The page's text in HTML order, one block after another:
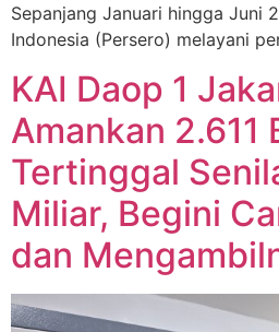
Sepanjang Januari hingga Juni
Indonesia (Persero) melayani
KAI Daop 1
Amankan 2.611
Tertinggal
Miliar, Begini
dan